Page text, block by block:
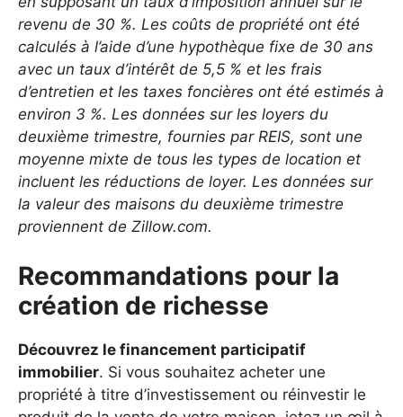
revenu de 30 %. Les coûts de propriété ont été
calculés à l’aide d’une hypothèque fixe de 30 ans
avec un taux d’intérêt de 5,5 % et les frais
d’entretien et les taxes foncières ont été estimés à
environ 3 %. Les données sur les loyers du
deuxième trimestre, fournies par REIS, sont une
moyenne mixte de tous les types de location et
incluent les réductions de loyer. Les données sur
la valeur des maisons du deuxième trimestre
proviennent de Zillow.com.
Recommandations pour la
création de richesse
Découvrez le financement participatif
immobilier. Si vous souhaitez acheter une
propriété à titre d’investissement ou réinvestir le